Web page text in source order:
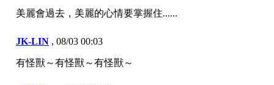
美麗會過去，美麗的心情要掌握住......
JK-LIN , 08/03 00:03
有怪獸～有怪獸～有怪獸～